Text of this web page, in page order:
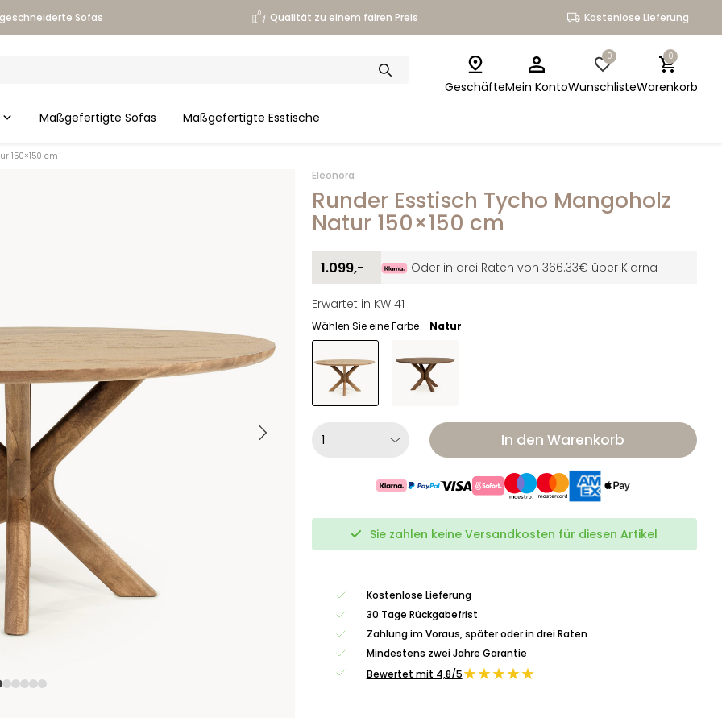
Sofas Qualität zu einem fairen Preis Kostenlose Lieferung
Maßgefertigte Sofas Maßgefertigte Esstische
GeschäfteMein Konto
0
Wunschliste
0
Warenkorb
150×150 cm
Eleonora
Runder Esstisch Tycho Mangoholz
Natur 150×150 cm
1.099,- Oder in drei Raten von 366.33€ über Klarna
Erwartet in KW 41
Wählen Sie eine Farbe - Natur
In den Warenkorb
Sie zahlen keine Versandkosten für diesen Artikel
Kostenlose Lieferung
30 Tage Rückgabefrist
Zahlung im Voraus, später oder in drei Raten
Mindestens zwei Jahre Garantie
Bewertet mit 4,8/5★★★★★